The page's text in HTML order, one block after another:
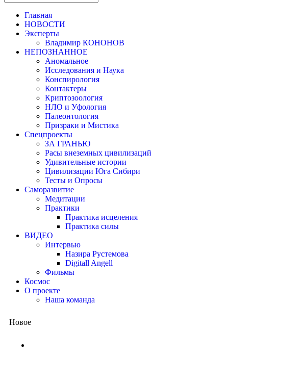
Главная
НОВОСТИ
Эксперты
Владимир КОНОНОВ
НЕПОЗНАННОЕ
Аномальное
Исследования и Наука
Конспирология
Контактеры
Криптозоология
НЛО и Уфология
Палеонтология
Призраки и Мистика
Спецпроекты
ЗА ГРАНЬЮ
Расы внеземных цивилизаций
Удивительные истории
Цивилизации Юга Сибири
Тесты и Опросы
Саморазвитие
Медитации
Практики
Практика исцеления
Практика силы
ВИДЕО
Интервью
Назира Рустемова
Digitall Angell
Фильмы
Космос
О проекте
Наша команда
Новое